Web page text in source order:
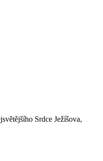
Srdce Ježíšova,